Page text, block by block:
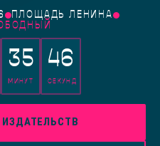
ПЛОЩАДЬ ЛЕНИНА
35
МИНУТ
46
СЕКУНД